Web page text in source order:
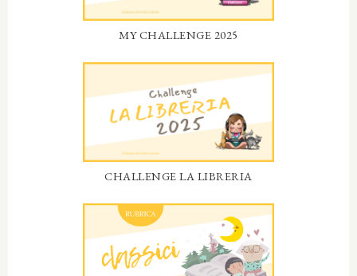
MY CHALLENGE 2025
CHALLENGE LA LIBRERIA